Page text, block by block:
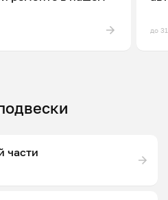
до
части